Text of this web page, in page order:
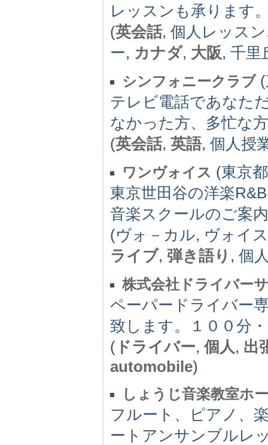
レッスンも承ります
(英会話, 個人レッス
ー, カナダ, 大阪, 千里
シンフォニークラブ(
テレビ電話であなた
なかった方、多忙な
(英会話, 英語, 個人授
ワンヴォイス (東京
東京世田谷の洋楽
音楽スクールのご案
(ヴォ－カル, ヴォイ
ライブ, 弾き語り , 個
株式会社ドライバー
ペーパードライバー
致します。１００分
( ドライバー,個人, 出
automobile)
しょうじ音楽教室ホ
フルート、ピアノ、
ートアンサンブルレ